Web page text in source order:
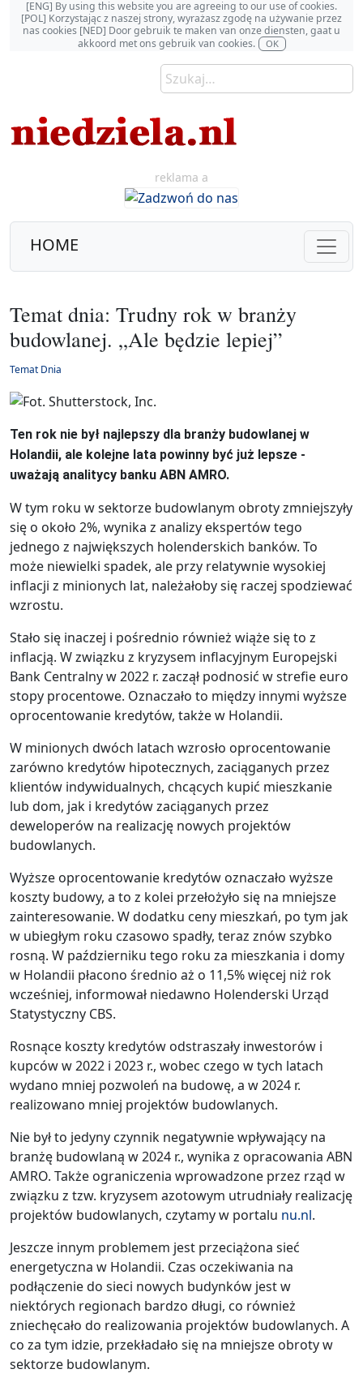
[ENG] By using this website you are agreeing to our use of cookies.
[POL] Korzystając z naszej strony, wyrażasz zgodę na używanie przez
nas cookies [NED] Door gebruik te maken van onze diensten, gaat u
akkoord met ons gebruik van cookies.
OK
reklama a
HOME
Temat dnia: Trudny rok w branży
budowlanej. „Ale będzie lepiej”
Temat Dnia
Ten rok nie był najlepszy dla branży budowlanej w
Holandii, ale kolejne lata powinny być już lepsze -
uważają analitycy banku ABN AMRO.
W tym roku w sektorze budowlanym obroty zmniejszyły
się o około 2%, wynika z analizy ekspertów tego
jednego z największych holenderskich banków. To
może niewielki spadek, ale przy relatywnie wysokiej
inflacji z minionych lat, należałoby się raczej spodziewać
wzrostu.
Stało się inaczej i pośrednio również wiąże się to z
inflacją. W związku z kryzysem inflacyjnym Europejski
Bank Centralny w 2022 r. zaczął podnosić w strefie euro
stopy procentowe. Oznaczało to między innymi wyższe
oprocentowanie kredytów, także w Holandii.
W minionych dwóch latach wzrosło oprocentowanie
zarówno kredytów hipotecznych, zaciąganych przez
klientów indywidualnych, chcących kupić mieszkanie
lub dom, jak i kredytów zaciąganych przez
deweloperów na realizację nowych projektów
budowlanych.
Wyższe oprocentowanie kredytów oznaczało wyższe
koszty budowy, a to z kolei przełożyło się na mniejsze
zainteresowanie. W dodatku ceny mieszkań, po tym jak
w ubiegłym roku czasowo spadły, teraz znów szybko
rosną. W październiku tego roku za mieszkania i domy
w Holandii płacono średnio aż o 11,5% więcej niż rok
wcześniej, informował niedawno Holenderski Urząd
Statystyczny CBS.
Rosnące koszty kredytów odstraszały inwestorów i
kupców w 2022 i 2023 r., wobec czego w tych latach
wydano mniej pozwoleń na budowę, a w 2024 r.
realizowano mniej projektów budowlanych.
Nie był to jedyny czynnik negatywnie wpływający na
branżę budowlaną w 2024 r., wynika z opracowania ABN
AMRO. Także ograniczenia wprowadzone przez rząd w
związku z tzw. kryzysem azotowym utrudniały realizację
projektów budowlanych, czytamy w portalu nu.nl.
Jeszcze innym problemem jest przeciążona sieć
energetyczna w Holandii. Czas oczekiwania na
podłączenie do sieci nowych budynków jest w
niektórych regionach bardzo długi, co również
zniechęcało do realizowania projektów budowlanych. A
co za tym idzie, przekładało się na mniejsze obroty w
sektorze budowlanym.